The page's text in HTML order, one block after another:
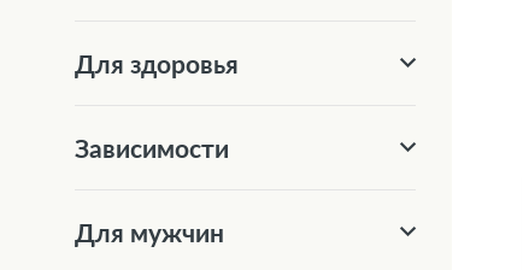
Для здоровья
Зависимости
Для мужчин